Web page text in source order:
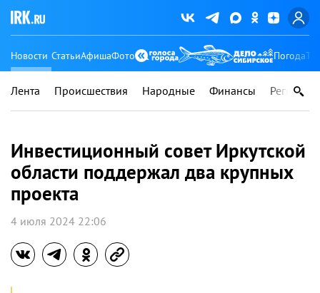
Новости СтатьиАфишаФото Погода
Лента Происшествия Народные Финансы Регионы
Инвестиционный совет Иркутской
области поддержал два крупных
проекта
4 июля 2024 22:06